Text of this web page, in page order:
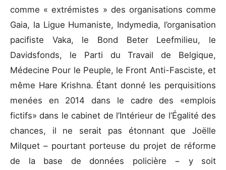
comme « extrémistes » des organisations comme
Gaia, la Ligue Humaniste, Indymedia, l’organisation
pacifiste Vaka, le Bond Beter Leefmilieu, le
Davidsfonds, le Parti du Travail de Belgique,
Médecine Pour le Peuple, le Front Anti-Fasciste, et
même Hare Krishna. Étant donné les perquisitions
menées en 2014 dans le cadre des «emplois
fictifs» dans le cabinet de l’Intérieur de l’Égalité des
chances, il ne serait pas étonnant que Joëlle
Milquet – pourtant porteuse du projet de réforme
de la base de données policière − y soit